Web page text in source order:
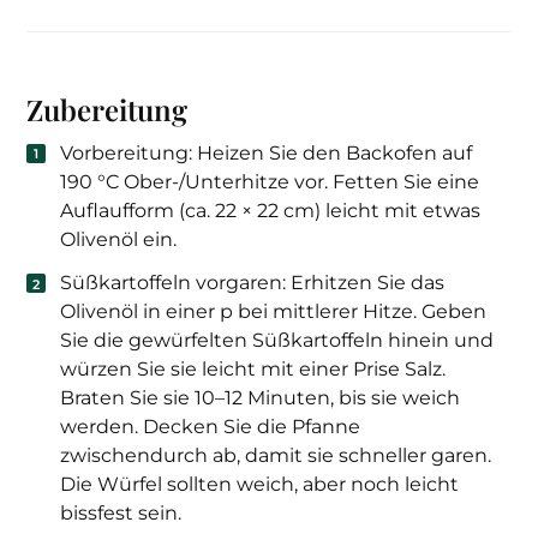
Zubereitung
Vorbereitung: Heizen Sie den Backofen auf
190 °C Ober-/Unterhitze vor. Fetten Sie eine
Auflaufform (ca. 22 × 22 cm) leicht mit etwas
Olivenöl ein.
Süßkartoffeln vorgaren: Erhitzen Sie das
Olivenöl in einer p bei mittlerer Hitze. Geben
Sie die gewürfelten Süßkartoffeln hinein und
würzen Sie sie leicht mit einer Prise Salz.
Braten Sie sie 10–12 Minuten, bis sie weich
werden. Decken Sie die Pfanne
zwischendurch ab, damit sie schneller garen.
Die Würfel sollten weich, aber noch leicht
bissfest sein.